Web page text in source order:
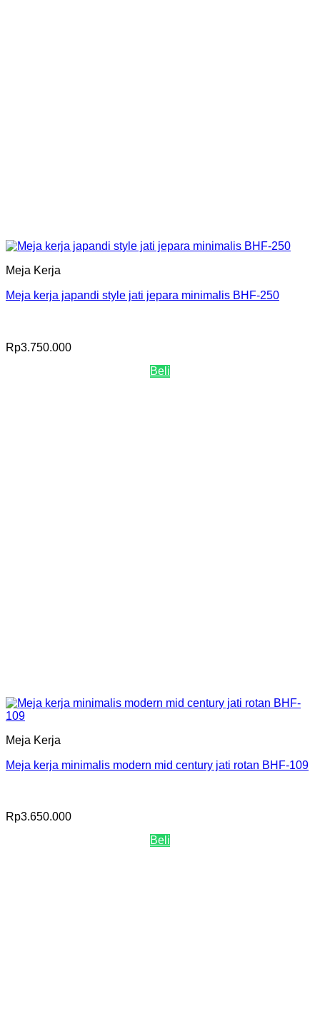
Meja Kerja
Meja kerja japandi style jati jepara minimalis BHF-250
Rp3.750.000
Beli
Meja Kerja
Meja kerja minimalis modern mid century jati rotan BHF-109
Rp3.650.000
Beli